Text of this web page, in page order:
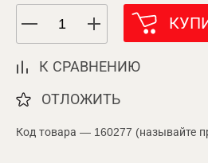
К СРАВНЕНИЮ
ОТЛОЖИТЬ
Код товара — 160277 (называйте